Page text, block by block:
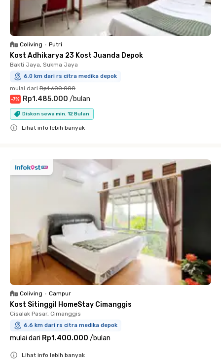
Coliving • Putri
Kost Adhikarya 23 Kost Juanda Depok
Bakti Jaya, Sukma Jaya
6.0 km dari rs citra medika depok
mulai dari Rp1.600.000
-7% Rp1.485.000 /bulan
Diskon sewa min. 12 Bulan
Lihat info lebih banyak
Coliving • Campur
Kost Sitinggil HomeStay Cimanggis
Cisalak Pasar, Cimanggis
6.6 km dari rs citra medika depok
mulai dari Rp1.400.000 /bulan
Lihat info lebih banyak